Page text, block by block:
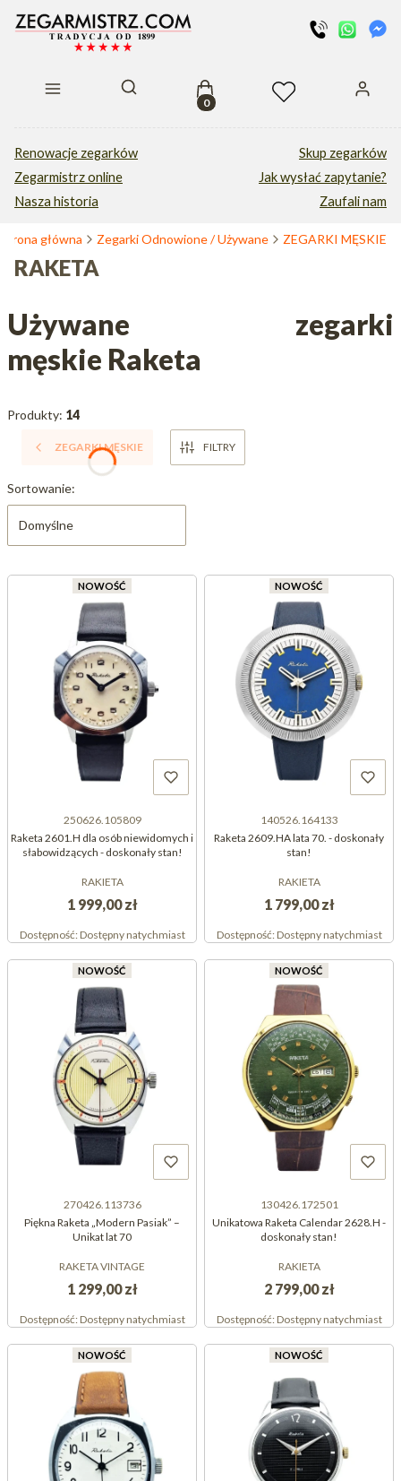
Otwórz wyszukiwarkęProdukty w koszyku: 0. Zobacz
Renowacje zegarków
Zegarmistrz online
Nasza historia
Skup zegarków
Jak wysłać zapytanie?
Zaufali nam
Strona główna Zegarki Odnowione / Używane ZEGARKI MĘSKIE
RAKETA
Używane zegarki
męskie Raketa
Produkty: 14
ZEGARKI MĘSKIE FILTRY
Lista produktów
Sortowanie:
Domyślne
NOWOŚĆ
250626.105809
Raketa 2601.H dla osób niewidomych i
słabowidzących - doskonały stan!
RAKIETA
1 999,00 zł
Dostępność:Dostępny natychmiast
NOWOŚĆ
140526.164133
Raketa 2609.HA lata 70. - doskonały
stan!
RAKIETA
1 799,00 zł
Dostępność:Dostępny natychmiast
NOWOŚĆ
270426.113736
Piękna Raketa „Modern Pasiak” –
Unikat lat 70
RAKETA VINTAGE
1 299,00 zł
Dostępność:Dostępny natychmiast
NOWOŚĆ
130426.172501
Unikatowa Raketa Calendar 2628.H -
doskonały stan!
RAKIETA
2 799,00 zł
Dostępność:Dostępny natychmiast
NOWOŚĆ NOWOŚĆ